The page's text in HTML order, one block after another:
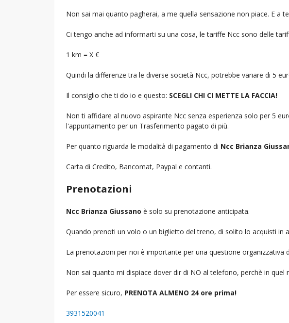
Non sai mai quanto pagherai, a me quella sensazione non piace. E a
Ci tengo anche ad informarti su una cosa, le tariffe Ncc sono delle
1 km = X €
Quindi la differenze tra le diverse società Ncc, potrebbe variare di 5
Il consiglio che ti do io e questo: SCEGLI CHI CI METTE LA FACCIA!
Non ti affidare al nuovo aspirante Ncc senza esperienza solo per 5
l'appuntamento per un Trasferimento pagato di più.
Per quanto riguarda le modalità di pagamento di Ncc Brianza
Carta di Credito, Bancomat, Paypal e contanti.
Prenotazioni
Ncc Brianza Giussano è solo su prenotazione anticipata.
Quando prenoti un volo o un biglietto del treno, di solito lo acquisti in
La prenotazioni per noi è importante per una questione organizzativa
Non sai quanto mi dispiace dover dir di NO al telefono, perchè in
Per essere sicuro, PRENOTA ALMENO 24 ore prima!
3931520041